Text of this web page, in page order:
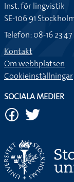
Inst. för lingvistik
SE-106 91
Telefon: 08-16 23 47
Kontakt
Om webbplatsen
Cookieinställningar
SOCIALA MEDIER